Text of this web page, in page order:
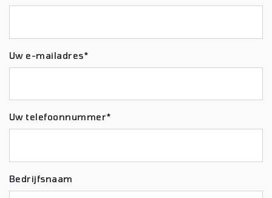
Uw e-mailadres*
Uw telefoonnummer*
Bedrijfsnaam